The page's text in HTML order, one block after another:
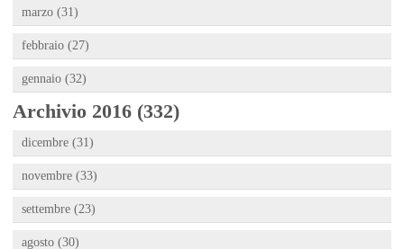
marzo (31)
febbraio (27)
gennaio (32)
Archivio 2016 (332)
dicembre (31)
novembre (33)
settembre (23)
agosto (30)